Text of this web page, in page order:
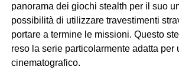
panorama dei giochi stealth per il suo
possibilità di utilizzare travestimenti
portare a termine le missioni. Questo
reso la serie particolarmente adatta per
cinematografico.